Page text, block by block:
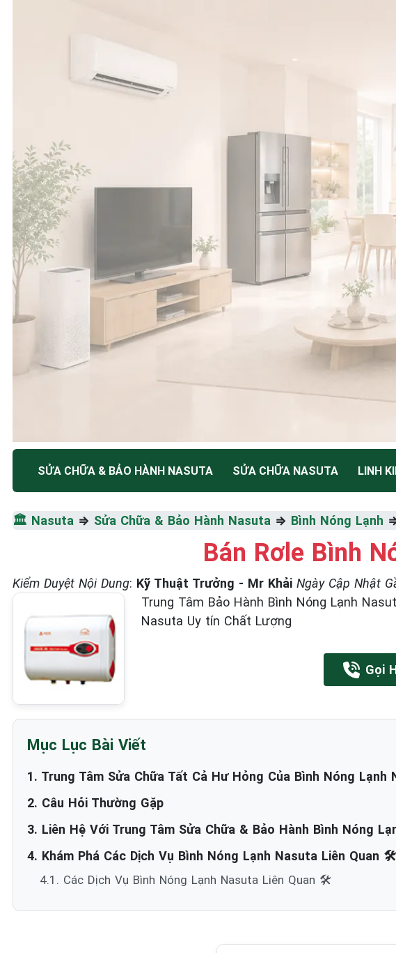
TRUNG TÂM BẢO HÀNH ĐIỆN MÁY HÀ NỘI
SỬA CHỮA & BẢO HÀNH
NASUTA
☎️ 09.86.85.89.22
SỬA CHỮA & BẢO HÀNH NASUTA SỬA CHỮA NASUTA LINH
🏛️ Nasuta ⇒ Sửa Chữa & Bảo Hành Nasuta ⇒ Bình Nóng Lạnh
Bán Rơle Bình
Kiểm Duyệt Nội Dung: Kỹ Thuật Trưởng - Mr Khải Ngày Cập Nhật
Trung Tâm Bảo Hành Bình Nóng Lạnh
Nasuta Uy tín Chất Lượng
Gọi
Mục Lục Bài Viết
1. Trung Tâm Sửa Chữa Tất Cả Hư Hỏng Của Bình Nóng Lạnh
2. Câu Hỏi Thường Gặp
3. Liên Hệ Với Trung Tâm Sửa Chữa & Bảo Hành Bình Nóng
4. Khám Phá Các Dịch Vụ Bình Nóng Lạnh Nasuta Liên Quan 🛠️
4.1. Các Dịch Vụ Bình Nóng Lạnh Nasuta Liên Quan 🛠️